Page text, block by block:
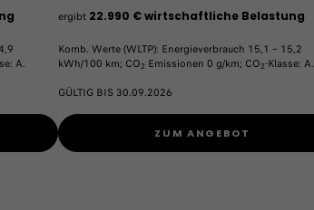
A.
ergibt 22.990 € wirtschaftliche Belastung
Komb. Werte (WLTP): Energieverbrauch 15,1 – 15,2
kWh/100 km; CO2 Emissionen 0 g/km; CO2-Klasse: A.
GÜLTIG BIS 30.09.2026
ZUM ANGEBOT